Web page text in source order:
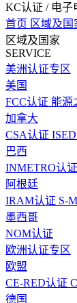
KC认证 / 电子
首页 区域及国
区域及国家
SERVICE
美洲认证专区
美国
FCC认证 能源
加拿大
CSA认证
巴西
INMETRO认证
阿根廷
IRAM认证 S-
墨西哥
NOM认证
欧洲认证专区
欧盟
CE-RED认证
德国